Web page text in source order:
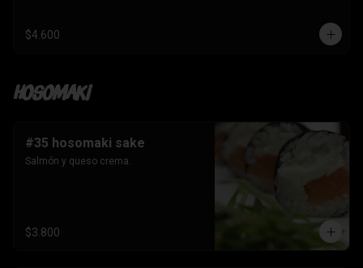
$4.600
Hosomaki
#35 hosomaki sake
Salmón y queso crema.
$3.800